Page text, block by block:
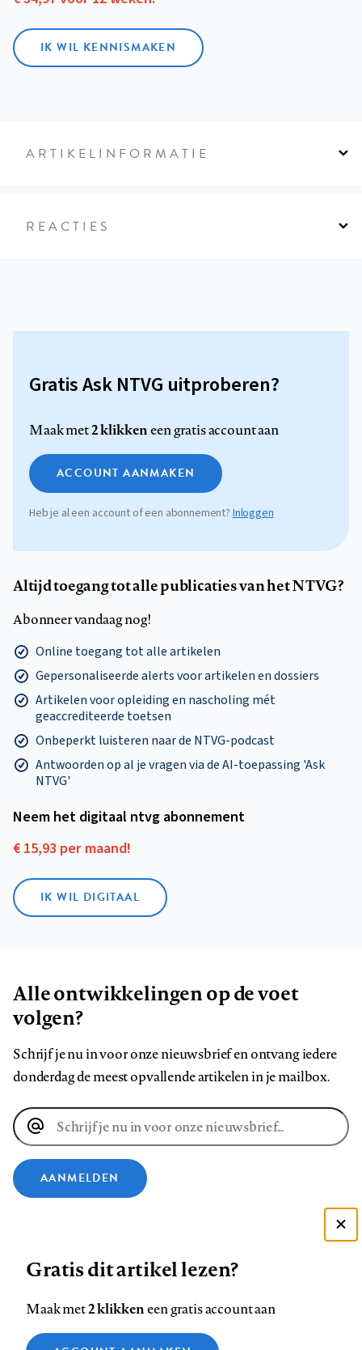
IK WIL KENNISMAKEN
ARTIKELINFORMATIE
REACTIES
Gratis Ask NTVG uitproberen?
Maak met2 klikkeneen gratis account aan
ACCOUNT AANMAKEN
Heb je al een account of een abonnement?Inloggen
Altijd toegang tot alle publicaties van het NTVG?
Abonneer vandaag nog!
Online toegang tot alle artikelen
Gepersonaliseerde alerts voor artikelen en dossiers
Artikelen voor opleiding en nascholing mét
geaccrediteerde toetsen
Onbeperkt luisteren naar de NTVG-podcast
Antwoorden op al je vragen via de AI-toepassing 'Ask
NTVG'
Neem het digitaal ntvg abonnement
€ 15,93 per maand!
IK WIL DIGITAAL
Alle ontwikkelingen op de voet
volgen?
Schrijf je nu in voor onze nieuwsbrief en ontvang iedere
donderdag de meest opvallende artikelen in je mailbox.
E-
mailadres
AANMELDEN
ons
op
ons
op
ons
op
ons
op
ons
op
ons
Contact Colofon Disclaimer Privacy
Gratis dit artikel lezen?
Maak met2 klikkeneen gratis account aan
Zie onze cookie policy